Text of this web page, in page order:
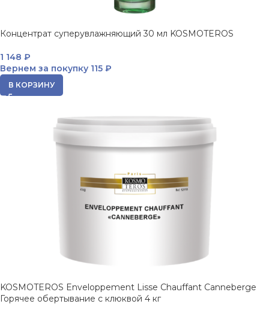
Концентрат суперувлажняющий 30 мл KOSMOTEROS
1 148 ₽
Вернем за покупку 115 ₽
В КОРЗИНУ
KOSMOTEROS Enveloppement Lisse Chauffant Canneberge
Горячее обертывание с клюквой 4 кг